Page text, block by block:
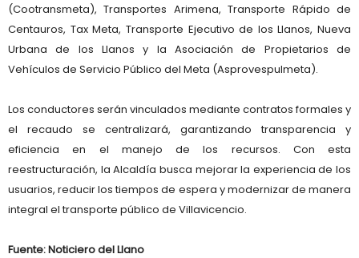
(Cootransmeta), Transportes Arimena, Transporte Rápido de
Centauros, Tax Meta, Transporte Ejecutivo de los Llanos, Nueva
Urbana de los Llanos y la Asociación de Propietarios de
Vehículos de Servicio Público del Meta (Asprovespulmeta).
Los conductores serán vinculados mediante contratos formales y
el recaudo se centralizará, garantizando transparencia y
eficiencia en el manejo de los recursos. Con esta
reestructuración, la Alcaldía busca mejorar la experiencia de los
usuarios, reducir los tiempos de espera y modernizar de manera
integral el transporte público de Villavicencio.
Fuente: Noticiero del Llano